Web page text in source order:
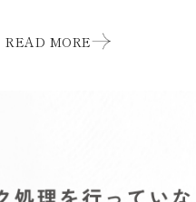
READ MORE